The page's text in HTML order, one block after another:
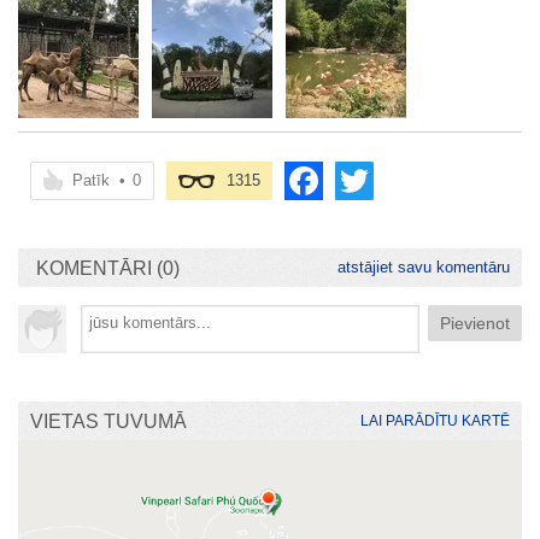
Patīk • 0 1315
KOMENTĀRI (0) atstājiet savu komentāru
VIETAS TUVUMĀ LAI PARĀDĪTU KARTĒ